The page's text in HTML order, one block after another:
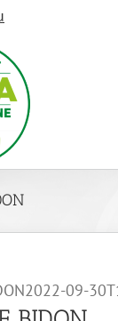
2022-09-